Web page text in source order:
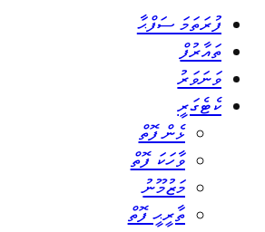
ފުރަތަމަ ސަފްޙާ
ތައާރުފް
ވަނަވަރު
ކެޓެގަރީ
ޅެން ފޮތް
ވާހަކަ ފޮތް
މަޒުމޫނު
ތާރީޙީ ފޮތް